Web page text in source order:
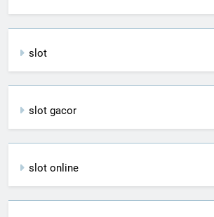
slot
slot gacor
slot online